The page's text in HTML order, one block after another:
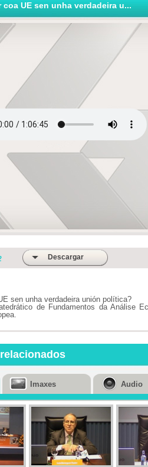
UE sen unha verdadeira u...
Descargar
sen unha verdadeira unión política?
de Fundamentos da Análise
Imaxes Audio